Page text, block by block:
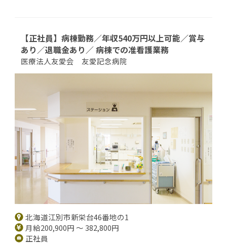
【正社員】病棟勤務／年収540万円以上可能／賞与
あり／退職金あり／ 病棟での准看護業務
医療法人友愛会 友愛記念病院
北海道江別市新栄台46番地の1
月給200,900円 ～ 382,800円
正社員